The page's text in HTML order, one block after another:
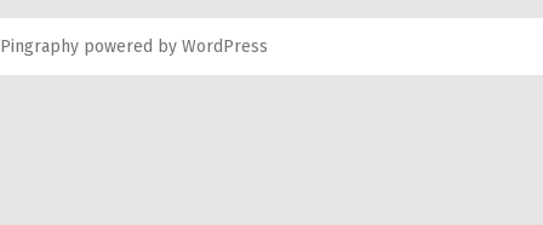
Pingraphy powered by WordPress